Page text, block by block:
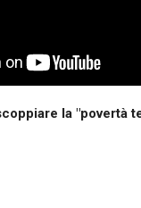
la "povertà